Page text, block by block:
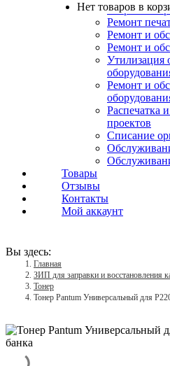
Нет товаров в
Заправка
Ремонт
Ремонт и
Ремонт и
Утилизация
Ремонт и
Распечатка
проектов
Списание
Товары
Отзывы
Контакты
Мой аккаунт
Вы здесь:
Главная
ЗИП для заправки и восстановления
Тонер
Тонер Pantum Универсальный для